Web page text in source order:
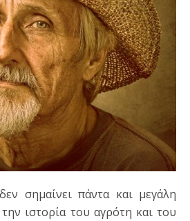
την ιστορία του αγρότη και του